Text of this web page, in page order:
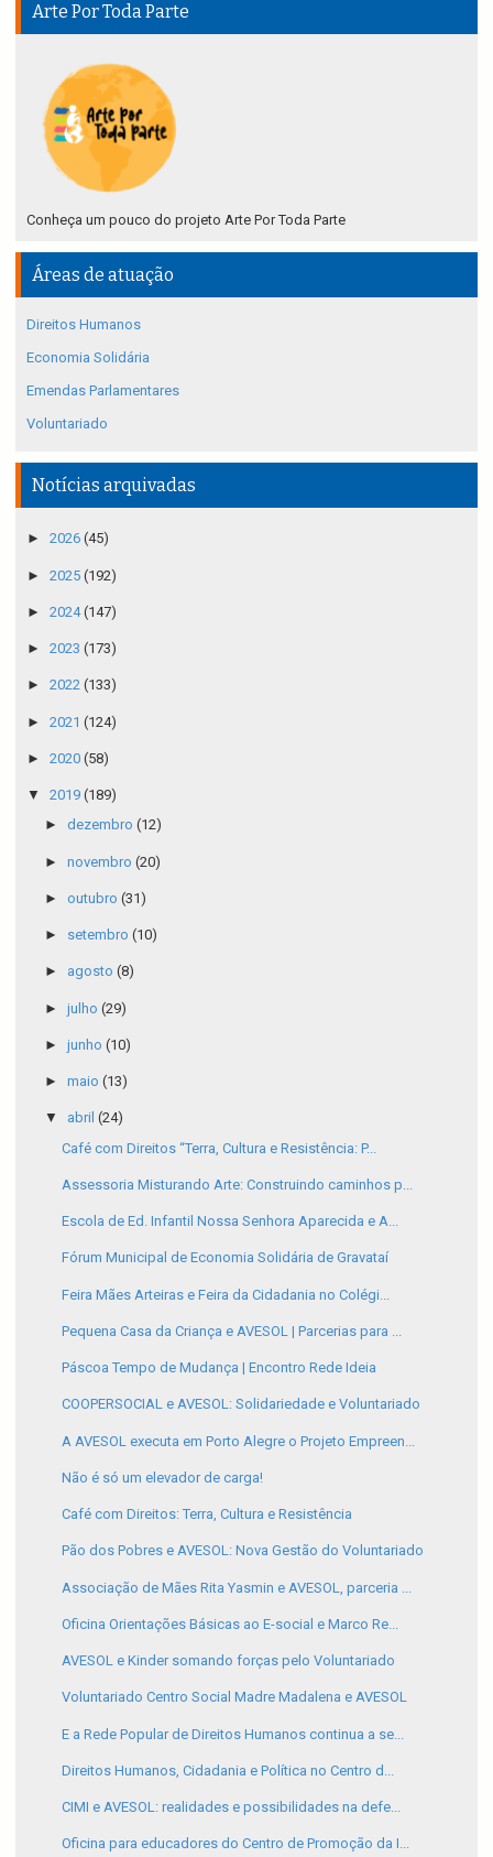
Arte Por Toda Parte
Conheça um pouco do projeto Arte Por Toda Parte
Áreas de atuação
Direitos Humanos
Economia Solidária
Emendas Parlamentares
Voluntariado
Notícias arquivadas
► 2026 (45)
► 2025 (192)
► 2024(147)
► 2023 (173)
► 2022 (133)
► 2021 (124)
► 2020 (58)
▼ 2019 (189)
► dezembro (12)
► novembro (20)
► outubro (31)
► setembro (10)
► agosto (8)
► julho (29)
► junho (10)
► maio (13)
▼ abril (24)
Café com Direitos “Terra, Cultura e Resistência: P...
Assessoria Misturando Arte: Construindo caminhos p...
Escola de Ed. Infantil Nossa Senhora Aparecida e A...
Fórum Municipal de Economia Solidária de Gravataí
Feira Mães Arteiras e Feira da Cidadania no Colégi...
Pequena Casa da Criança e AVESOL | Parcerias para ...
Páscoa Tempo de Mudança | Encontro Rede Ideia
COOPERSOCIAL e AVESOL: Solidariedade e Voluntariado
A AVESOL executa em Porto Alegre o Projeto Empreen...
Não é só um elevador de carga!
Café com Direitos: Terra, Cultura e Resistência
Pão dos Pobres e AVESOL: Nova Gestão do Voluntariado
Associação de Mães Rita Yasmin e AVESOL, parceria ...
Oficina Orientações Básicas ao E-social e Marco Re...
AVESOL e Kinder somando forças pelo Voluntariado
Voluntariado Centro Social Madre Madalena e AVESOL
E a Rede Popular de Direitos Humanos continua a se...
Direitos Humanos, Cidadania e Política no Centro d...
CIMI e AVESOL: realidades e possibilidades na defe...
Oficina para educadores do Centro de Promoção da I...